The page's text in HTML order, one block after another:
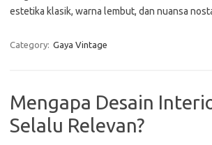
estetika klasik, warna lembut, dan nuansa
Category: Gaya Vintage
Mengapa Desain
Selalu Relevan?